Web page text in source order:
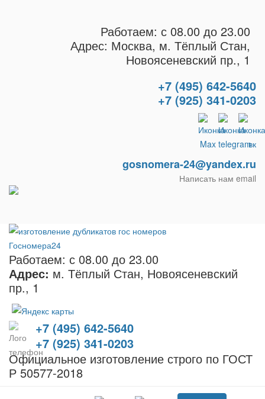
Работаем: с 08.00 до 23.00
Адрес: Москва, м. Тёплый Стан,
Новоясеневский пр., 1
+7 (495) 642-5640
+7 (925) 341-0203
gosnomera-24@yandex.ru
Написать нам email
Работаем: с 08.00 до 23.00
Адрес: м. Тёплый Стан, Новоясеневский
пр., 1
+7 (495) 642-5640
+7 (925) 341-0203
Официальное изготовление строго по ГОСТ
Р 50577-2018